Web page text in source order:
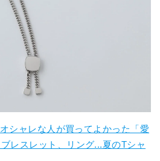
シャレな人が買ってよかった「愛
レスレット、リング...夏のTシャ